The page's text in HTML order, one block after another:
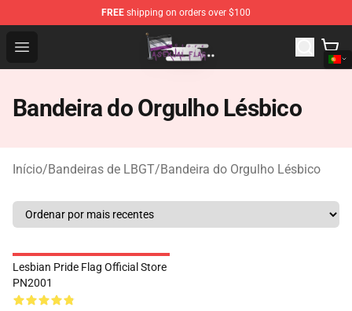
FREE shipping on orders over $100
Open menu
Asexual Flag Shop - The Best Store of Asexual Flag
Bandeira do Orgulho Lésbico
Início/Bandeiras de LBGT/Bandeira do Orgulho Lésbico
Lesbian Pride Flag Official Store
PN2001